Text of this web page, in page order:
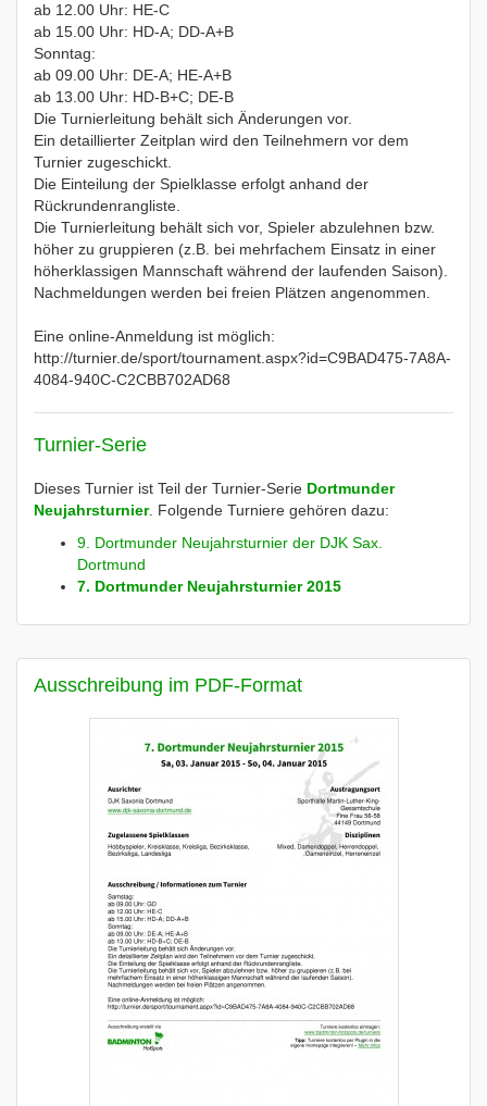
ab 12.00 Uhr: HE-C
ab 15.00 Uhr: HD-A; DD-A+B
Sonntag:
ab 09.00 Uhr: DE-A; HE-A+B
ab 13.00 Uhr: HD-B+C; DE-B
Die Turnierleitung behält sich Änderungen vor.
Ein detaillierter Zeitplan wird den Teilnehmern vor dem
Turnier zugeschickt.
Die Einteilung der Spielklasse erfolgt anhand der
Rückrundenrangliste.
Die Turnierleitung behält sich vor, Spieler abzulehnen bzw.
höher zu gruppieren (z.B. bei mehrfachem Einsatz in einer
höherklassigen Mannschaft während der laufenden Saison).
Nachmeldungen werden bei freien Plätzen angenommen.
Eine online-Anmeldung ist möglich:
http://turnier.de/sport/tournament.aspx?id=C9BAD475-7A8A-
4084-940C-C2CBB702AD68
Turnier-Serie
Dieses Turnier ist Teil der Turnier-Serie Dortmunder
Neujahrsturnier. Folgende Turniere gehören dazu:
9. Dortmunder Neujahrsturnier der DJK Sax.
Dortmund
7. Dortmunder Neujahrsturnier 2015
Ausschreibung im PDF-Format